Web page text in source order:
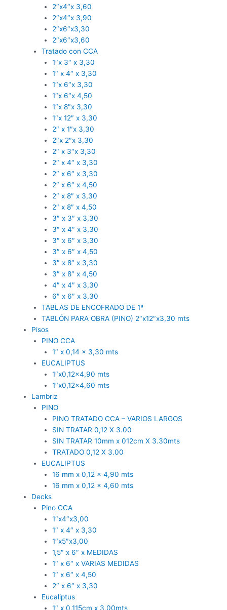
2″x4″x 3,60
2″x4″x 3,90
2″x6″x3,30
2″x6″x3,60
Tratado con CCA
1″x 3″ x 3,30
1″ x 4″ x 3,30
1″x 6″x 3,30
1″x 6″x 4,50
1″x 8″x 3,30
1″x 12″ x 3,30
2″ x 1″x 3,30
2″x 2″x 3,30
2″ x 3″x 3,30
2″ x 4″ x 3,30
2″ x 6″ x 3,30
2″ x 6″ x 4,50
2″ x 8″ x 3,30
2″ x 8″ x 4,50
3″ x 3″ x 3,30
3″ x 4″ x 3,30
3″ x 6″ x 3,30
3″ x 6″ x 4,50
3″ x 8″ x 3,30
3″ x 8″ x 4,50
4″ x 4″ x 3,30
6″ x 6″ x 3,30
TABLAS DE ENCOFRADO DE 1ª
TABLÓN PARA OBRA (PINO) 2″x12″x3,30 mts
Pisos
PINO CCA
1″ x 0,14 x 3,30 mts
EUCALIPTUS
1″x0,12×4,90 mts
1″x0,12×4,60 mts
Lambriz
PINO
PINO TRATADO CCA – VARIOS LARGOS
SIN TRATAR 0,12 X 3.00
SIN TRATAR 10mm x 012cm X 3.30mts
TRATADO 0,12 X 3.00
EUCALIPTUS
16 mm x 0,12 x 4,90 mts
16 mm x 0,12 x 4,60 mts
Decks
Pino CCA
1″x4″x3,00
1″ x 4″ x 3,30
1″x5″x3,00
1,5″ x 6″ x MEDIDAS
1″ x 6″ x VARIAS MEDIDAS
1″ x 6″ x 4,50
2″ x 6″ x 3,30
Eucaliptus
1″ x 0,115cm x 3,00mts